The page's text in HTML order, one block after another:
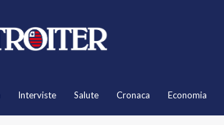
Interviste Salute Cronaca Economia